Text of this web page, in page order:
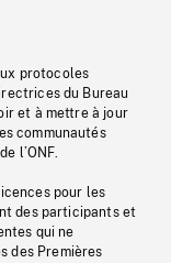
protocoles
du Bureau
et à mettre à jour
communautés
l’ONF.
pour les
des participants et
qui ne
des Premières